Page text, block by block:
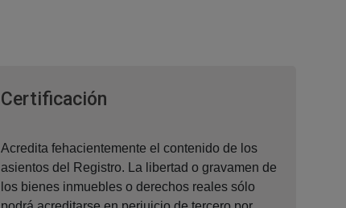
Certificación
Acredita fehacientemente el contenido de los
asientos del Registro. La libertad o gravamen de
los bienes inmuebles o derechos reales sólo